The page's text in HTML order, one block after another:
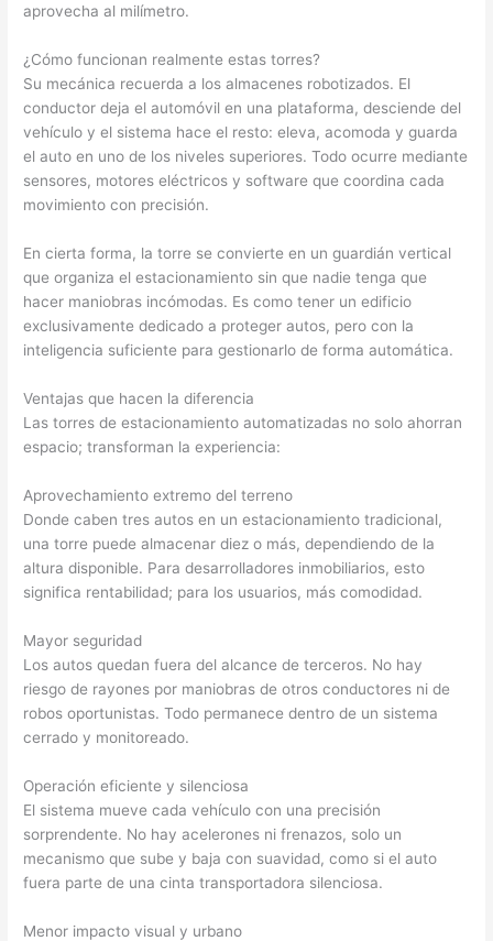
aprovecha al milímetro.
¿Cómo funcionan realmente estas torres?
Su mecánica recuerda a los almacenes robotizados. El
conductor deja el automóvil en una plataforma, desciende del
vehículo y el sistema hace el resto: eleva, acomoda y guarda
el auto en uno de los niveles superiores. Todo ocurre mediante
sensores, motores eléctricos y software que coordina cada
movimiento con precisión.
En cierta forma, la torre se convierte en un guardián vertical
que organiza el estacionamiento sin que nadie tenga que
hacer maniobras incómodas. Es como tener un edificio
exclusivamente dedicado a proteger autos, pero con la
inteligencia suficiente para gestionarlo de forma automática.
Ventajas que hacen la diferencia
Las torres de estacionamiento automatizadas no solo ahorran
espacio; transforman la experiencia:
Aprovechamiento extremo del terreno
Donde caben tres autos en un estacionamiento tradicional,
una torre puede almacenar diez o más, dependiendo de la
altura disponible. Para desarrolladores inmobiliarios, esto
significa rentabilidad; para los usuarios, más comodidad.
Mayor seguridad
Los autos quedan fuera del alcance de terceros. No hay
riesgo de rayones por maniobras de otros conductores ni de
robos oportunistas. Todo permanece dentro de un sistema
cerrado y monitoreado.
Operación eficiente y silenciosa
El sistema mueve cada vehículo con una precisión
sorprendente. No hay acelerones ni frenazos, solo un
mecanismo que sube y baja con suavidad, como si el auto
fuera parte de una cinta transportadora silenciosa.
Menor impacto visual y urbano